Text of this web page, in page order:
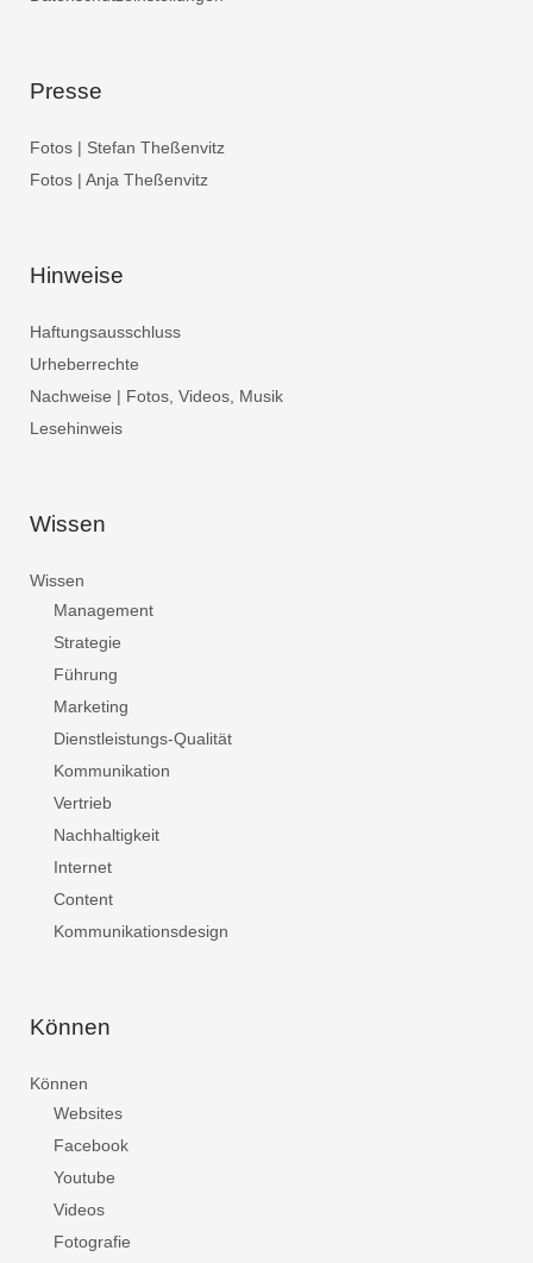
Presse
Fotos | Stefan Theßenvitz
Fotos | Anja Theßenvitz
Hinweise
Haftungsausschluss
Urheberrechte
Nachweise | Fotos, Videos, Musik
Lesehinweis
Wissen
Wissen
Management
Strategie
Führung
Marketing
Dienstleistungs-Qualität
Kommunikation
Vertrieb
Nachhaltigkeit
Internet
Content
Kommunikationsdesign
Können
Können
Websites
Facebook
Youtube
Videos
Fotografie